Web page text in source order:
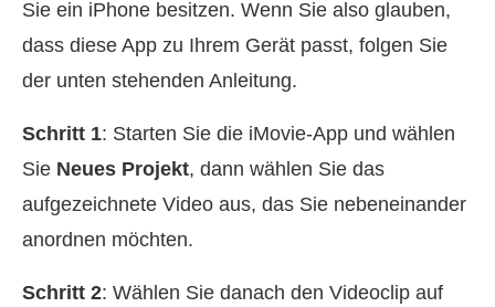
Sie ein iPhone besitzen. Wenn Sie also glauben,
dass diese App zu Ihrem Gerät passt, folgen Sie
der unten stehenden Anleitung.
Schritt 1: Starten Sie die iMovie‑App und wählen
Sie Neues Projekt, dann wählen Sie das
aufgezeichnete Video aus, das Sie nebeneinander
anordnen möchten.
Schritt 2: Wählen Sie danach den Videoclip auf